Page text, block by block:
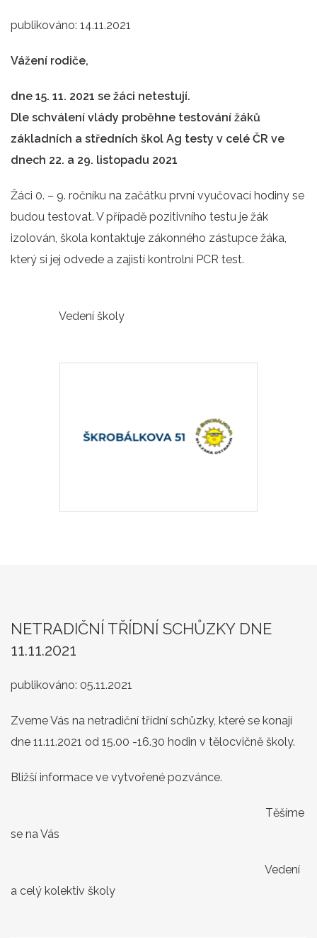
publikováno: 14.11.2021
Vážení rodiče,
dne 15. 11. 2021 se žáci netestují.
Dle schválení vlády proběhne testování žáků
základních a středních škol Ag testy v celé ČR ve
dnech 22. a 29. listopadu 2021
Žáci 0. – 9. ročníku na začátku první vyučovací hodiny se
budou testovat. V případě pozitivního testu je žák
izolován, škola kontaktuje zákonného zástupce žáka,
který si jej odvede a zajistí kontrolní PCR test.
Vedení školy
NETRADIČNÍ TŘÍDNÍ SCHŮZKY DNE
11.11.2021
publikováno: 05.11.2021
Zveme Vás na netradiční třídní schůzky, které se konají
dne 11.11.2021 od 15.00 -16.30 hodin v tělocvičně školy.
Bližší informace ve vytvořené pozvánce.
Těšíme
se na Vás
Vedení
a celý kolektiv školy